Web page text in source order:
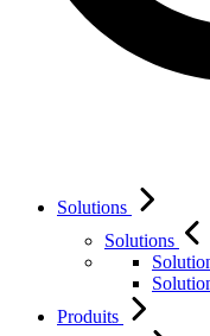
Solutions
Solutions
Produits